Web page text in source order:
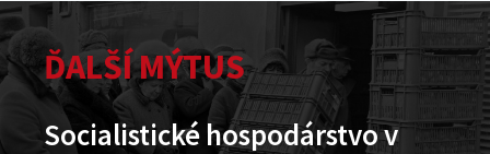
ĎALŠÍ MÝTUS
Socialistické hospodárstvo v